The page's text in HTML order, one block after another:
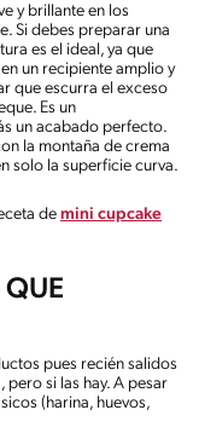
y brillante en los
Si debes preparar una
es el ideal, ya que
un recipiente amplio y
que escurra el exceso
Es un
un acabado perfecto.
la montaña de crema
solo la superficie curva.
de mini cupcake
QUE
pues recién salidos
si las hay. A pesar
(harina, huevos,